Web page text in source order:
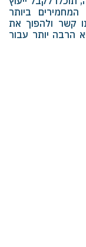
ביותר
קשר ולהפוך את
הרבה יותר עבור